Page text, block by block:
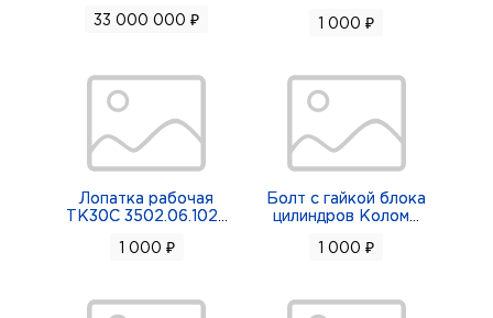
33 000 000 ₽ 1 000 ₽
Лопатка рабочая
ТК30С 3502.06.102
1 000 ₽
Болт с гайкой блока
цилиндров Колом
1 000 ₽